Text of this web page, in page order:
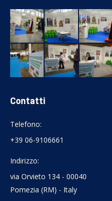
Contatti
Telefono:
+39 06-9106661
Indirizzo:
via Orvieto 134 - 00040
Pomezia (RM) - Italy